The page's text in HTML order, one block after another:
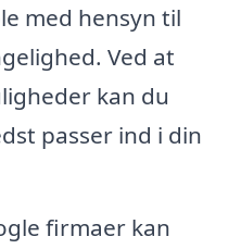
med hensyn til
Ved at
kan du
passer ind i din
firmaer kan